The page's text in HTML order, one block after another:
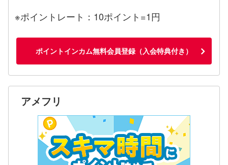
※ポイントレート：10ポイント=1円
ポイントインカム無料会員登録（入会特典付き）
アメフリ